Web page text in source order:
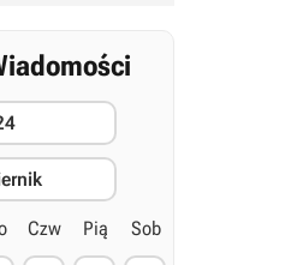
Czw Pią Sob